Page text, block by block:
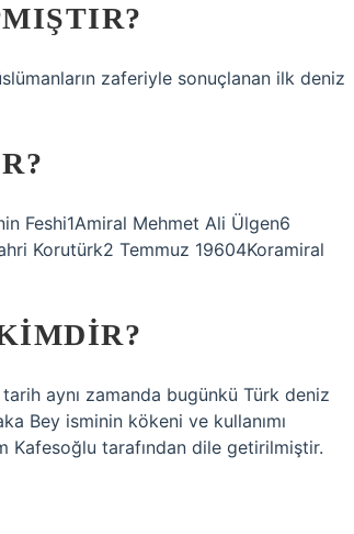
zaferiyle sonuçlanan ilk deniz
Feshi1Amiral Mehmet Ali Ülgen6
Korutürk2 Temmuz 19604Koramiral
aynı zamanda bugünkü Türk deniz
Bey isminin kökeni ve kullanımı
Kafesoğlu tarafından dile getirilmiştir.